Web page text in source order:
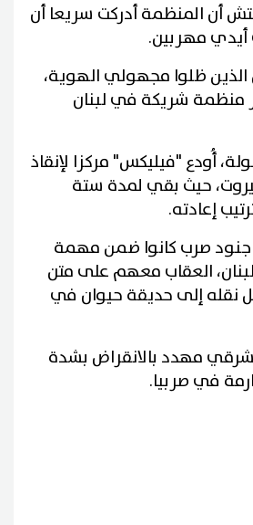
أن المنظمة أدركت سريعا أن
مهربين.
ظلوا مجهولي الهوية،
منظمة شريكة في لبنان
أُودع "فيليكس" مركزا لإنقاذ
حيث بقي لمدة ستة
إعادته.
جنود صرب كانوا ضمن مهمة
العقاب معهم على متن
نقله إلى حديقة حيوان في
مهدد بالانقراض بشدة
في صربيا.